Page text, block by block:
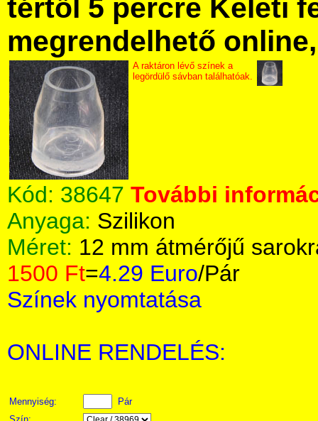
tértől 5 percre Keleti
megrendelhető
A raktáron lévő színek a
legördülő sávban találhatóak.
Kód: 38647 További
Anyaga: Szilikon
Méret: 12 mm átmérőjű
1500 Ft=4.29 Euro/Pár
Színek nyomtatása
ONLINE RENDELÉS:
Mennyiség:
Pár